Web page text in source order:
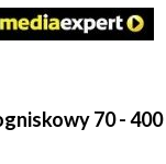
70 - 400